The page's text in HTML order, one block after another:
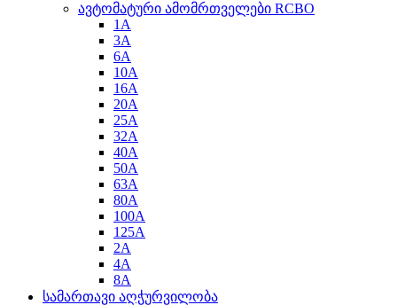
ავტომატური ამომრთველები RCBO
1A
3A
6A
10A
16A
20A
25A
32A
40A
50A
63A
80A
100A
125A
2A
4A
8A
სამართავი აღჭურვილობა